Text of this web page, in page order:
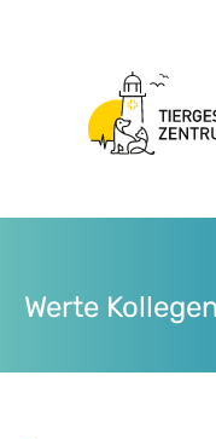
Werte Kollegen